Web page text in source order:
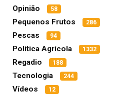
Opinião 58
Pequenos Frutos 286
Pescas 94
Política Agrícola 1332
Regadio 188
Tecnologia 244
Vídeos 12